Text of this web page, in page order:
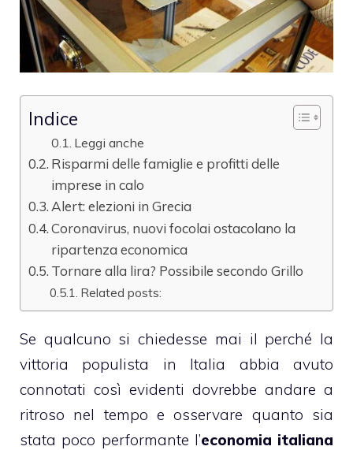
Indice
Leggi anche
Risparmi delle famiglie e profitti delle
imprese in calo
Alert: elezioni in Grecia
Coronavirus, nuovi focolai ostacolano la
ripartenza economica
Tornare alla lira? Possibile secondo Grillo
Related posts:
Se qualcuno si chiedesse mai il perché la
vittoria populista in Italia abbia avuto
connotati così evidenti dovrebbe andare a
ritroso nel tempo e osservare quanto sia
stata poco performante l’economia italiana